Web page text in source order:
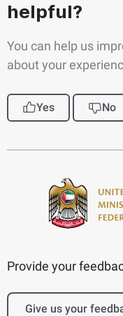
helpful?
You can help us
about your
Yes No
Provide your
Give us your